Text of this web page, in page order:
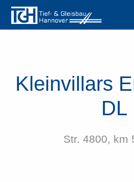
Kleinvillars
DL
Str. 4800, km